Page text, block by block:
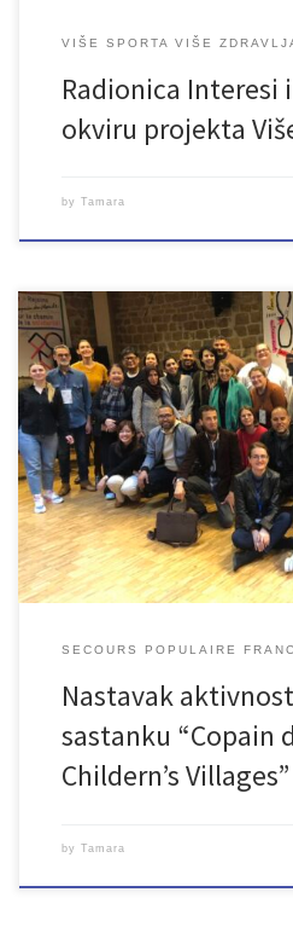
VIŠE SPORTA VIŠE
Radionica Interesi
okviru projekta
by Tamara
U protekla dva dana razgovaralo se
kampovima te onima koji tek
uspješno predstavilo svoje
završen uz degustaciju nacionalnih
sastanku. Treći i posljednji dan bio
održanih kampova uz mišljenja
SECOURS POPULAIRE
Nastavak
sastanku “Copain
Childern’s
by Tamara